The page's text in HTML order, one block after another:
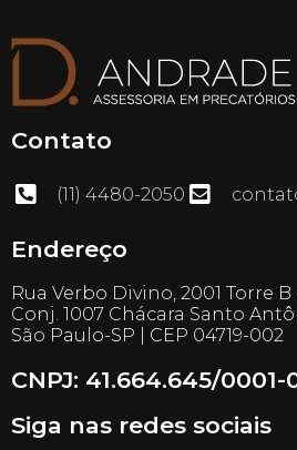
Contato
(11) 4480-2050
Endereço
Rua Verbo Divino, 2001 Torre B
Conj. 1007 Chácara Santo
São Paulo-SP | CEP 04719-002
CNPJ: 41.664.645/0001-
Siga nas redes sociais